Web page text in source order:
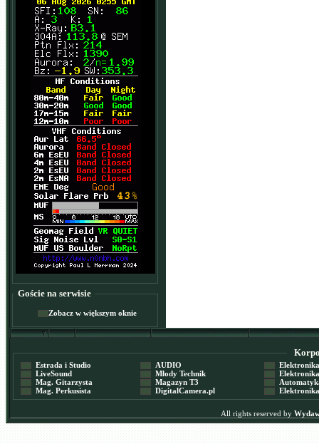
Goście na serwisie
Zobacz w większym oknie
Estrada i Studio
LiveSound
Mag. Gitarzysta
Mag. Perkusista
AUDIO
Młody Technik
Magazyn T3
DigitalCamera.pl
Elektronika
Elektronika
Automatyka
Elektronika
All rights reserved by